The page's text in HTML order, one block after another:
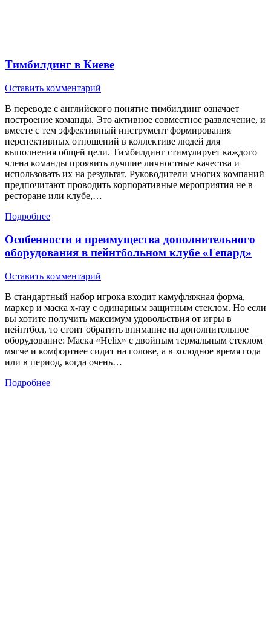
Тимбилдинг в Киеве
Оставить комментарий
В переводе с английского понятие тимбилдинг означает
построение команды. Это активное совместное развлечение, и
вместе с тем эффективный инструмент формирования
перспективных отношений в коллективе людей для
выполнения общей цели. Тимбилдинг стимулирует каждого
члена команды проявить лучшие личностные качества и
использовать их на результат. Руководители многих компаний
предпочитают проводить корпоративные мероприятия не в
ресторане или клубе,…
Подробнее
Особенности и преимущества дополнительного
оборудования в пейнтбольном клубе «Гепард»
Оставить комментарий
В стандартный набор игрока входит камуфляжная форма,
маркер и маска x-ray с одинарным защитным стеклом. Но если
вы хотите получить максимум удовольствия от игры в
пейнтбол, то стоит обратить внимание на дополнительное
оборудование: Маска «Helix» с двойным термальным стеклом
мягче и комфортнее сидит на голове, а в холодное время года
или в период, когда очень…
Подробнее